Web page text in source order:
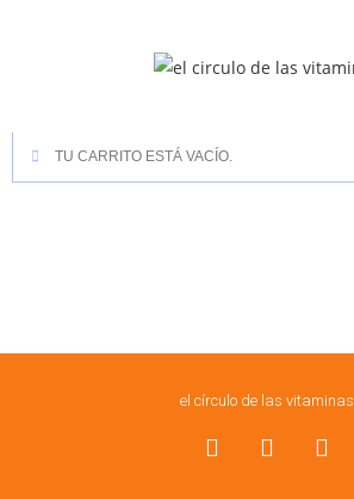
TU CARRITO ESTÁ VACÍO.
el círculo de las vitaminas